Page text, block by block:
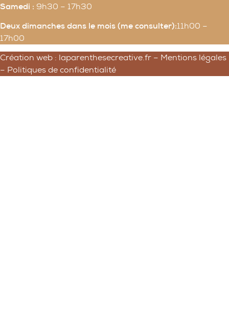
Samedi : 9h30 – 17h30
Deux dimanches dans le mois (me consulter):11h00 –
17h00
Création web : laparenthesecreative.fr – Mentions légales
– Politiques de confidentialité